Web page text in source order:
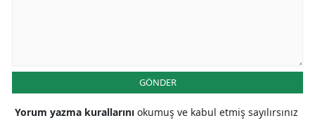
GÖNDER
Yorum yazma kurallarını okumuş ve kabul etmiş sayılırsınız